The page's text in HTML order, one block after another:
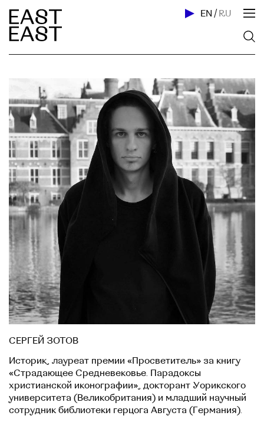
EN / RU
СЕРГЕЙ ЗОТОВ
Историк, лауреат премии «Просветитель» за книгу
«Страдающее Средневековье. Парадоксы
христианской иконографии», докторант Уорикского
университета (Великобритания) и младший научный
сотрудник библиотеки герцога Августа (Германия).